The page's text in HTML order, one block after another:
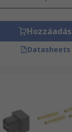
Hozzáadás
Datasheets